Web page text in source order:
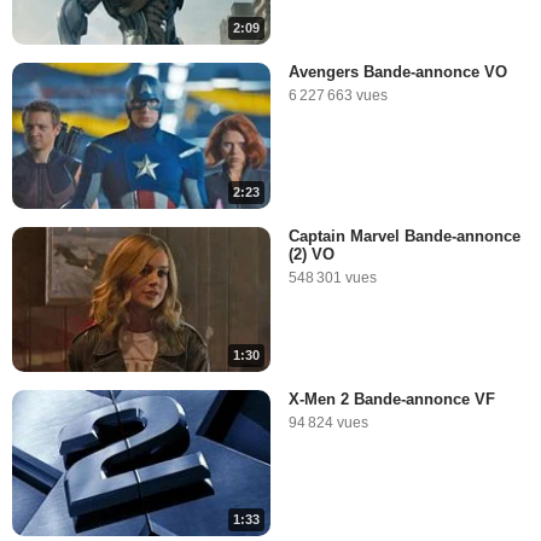
5:30
Les super-héros sans
Les ordinateurs de bord
Les caméos de Stan Lee
2:09
2:23
Avengers Bande-annonce VO
6 227 663 vues
1:30
Captain Marvel Bande-annonce
(2) VO
548 301 vues
1:33
X-Men 2 Bande-annonce VF
94 824 vues